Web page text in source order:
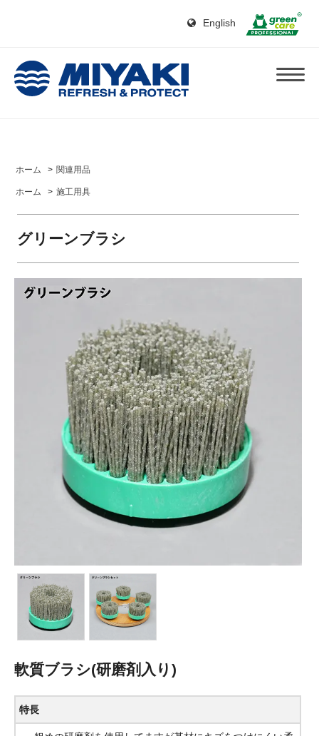
English
ホーム > 関連用品
ホーム > 施工用具
グリーンブラシ
軟質ブラシ(研磨剤入り)
特長